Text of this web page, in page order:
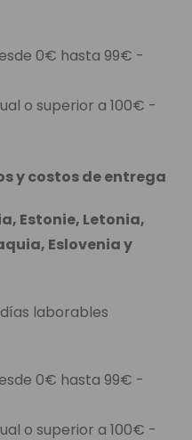
0€ hasta 99€ -
o superior a 100€ -
y costos de entrega
Estonie, Letonia,
Eslovenia y
días laborables
0€ hasta 99€ -
o superior a 100€ -